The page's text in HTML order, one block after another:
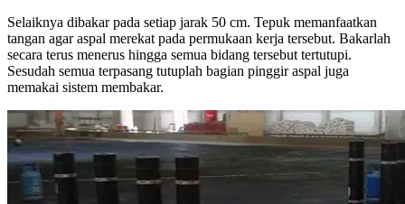
Selaiknya dibakar pada setiap jarak 50 cm. Tepuk memanfaatkan
tangan agar aspal merekat pada permukaan kerja tersebut. Bakarlah
secara terus menerus hingga semua bidang tersebut tertutupi.
Sesudah semua terpasang tutuplah bagian pinggir aspal juga
memakai sistem membakar.